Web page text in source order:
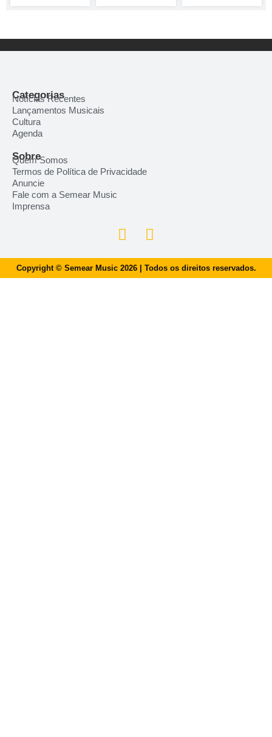
Categorias
Notícias Recentes
Lançamentos Musicais
Cultura
Agenda
Sobre
Quem Somos
Termos de Política de Privacidade
Anuncie
Fale com a Semear Music
Imprensa
Copyright © Semear Music 2026 | Todos os direitos reservados.